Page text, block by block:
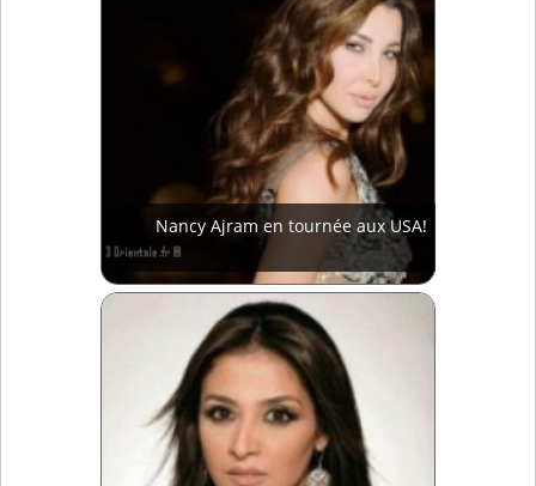
Nancy Ajram en tournée aux USA!